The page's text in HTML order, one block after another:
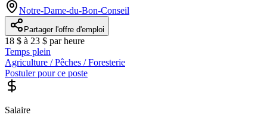
Notre-Dame-du-Bon-Conseil
Partager l'offre d'emploi
18 $ à 23 $ par heure
Temps plein
Agriculture / Pêches / Foresterie
Postuler pour ce poste
Salaire